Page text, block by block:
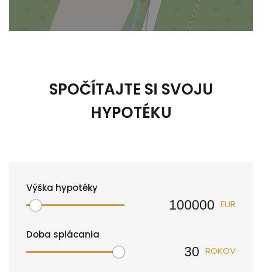
SPOČÍTAJTE SI SVOJU
HYPOTÉKU
Výška hypotéky
EUR
Doba splácania
ROKOV